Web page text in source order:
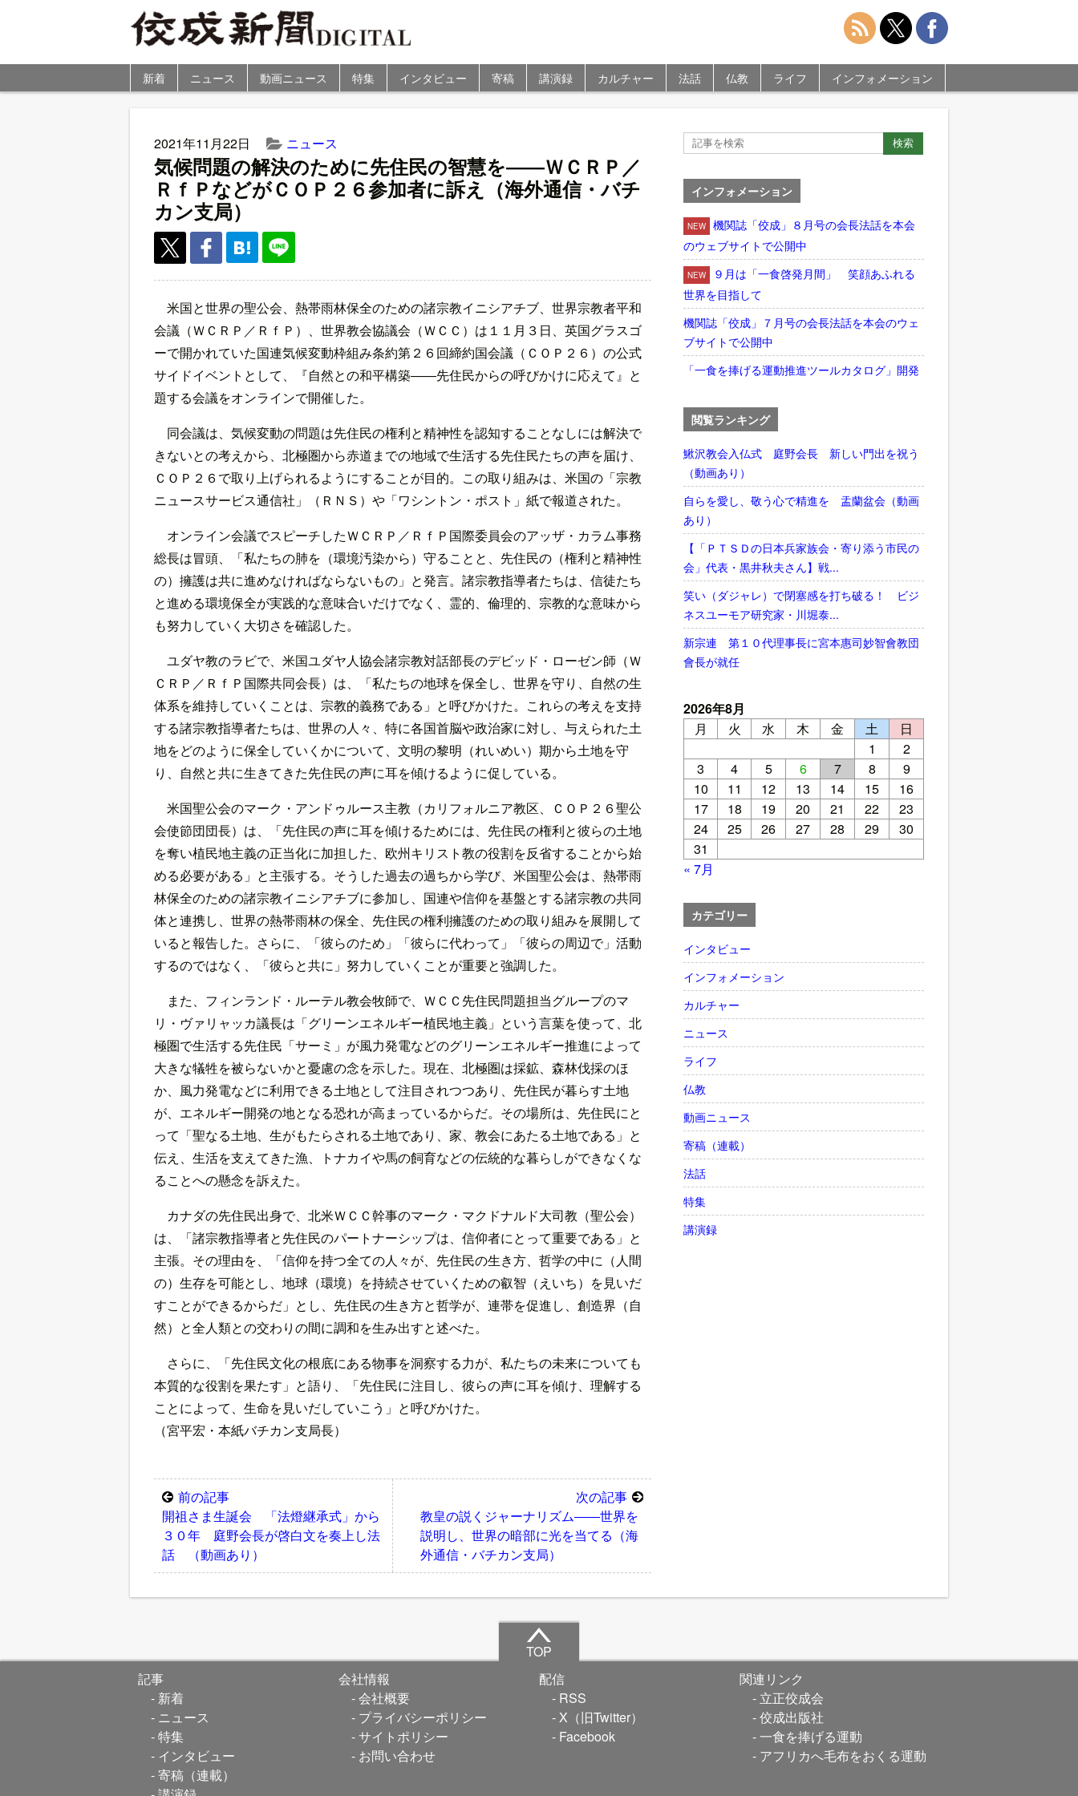
新着 ニュース 動画ニュース 特集 インタビュー 寄稿 講演録 カルチャー 法話 仏教 ライフ インフォメーション
2021年11月22日 ニュース
気候問題の解決のために先住民の智慧を――ＷＣＲＰ／
ＲｆＰなどがＣＯＰ２６参加者に訴え（海外通信・バチ
カン支局）
米国と世界の聖公会、熱帯雨林保全のための諸宗教イニシアチブ、世界宗教者平和
会議（ＷＣＲＰ／ＲｆＰ）、世界教会協議会（ＷＣＣ）は１１月３日、英国グラスゴ
ーで開かれていた国連気候変動枠組み条約第２６回締約国会議（ＣＯＰ２６）の公式
サイドイベントとして、『自然との和平構築――先住民からの呼びかけに応えて』と
題する会議をオンラインで開催した。
同会議は、気候変動の問題は先住民の権利と精神性を認知することなしには解決で
きないとの考えから、北極圏から赤道までの地域で生活する先住民たちの声を届け、
ＣＯＰ２６で取り上げられるようにすることが目的。この取り組みは、米国の「宗教
ニュースサービス通信社」（ＲＮＳ）や「ワシントン・ポスト」紙で報道された。
オンライン会議でスピーチしたＷＣＲＰ／ＲｆＰ国際委員会のアッザ・カラム事務
総長は冒頭、「私たちの肺を（環境汚染から）守ることと、先住民の（権利と精神性
の）擁護は共に進めなければならないもの」と発言。諸宗教指導者たちは、信徒たち
と進める環境保全が実践的な意味合いだけでなく、霊的、倫理的、宗教的な意味から
も努力していく大切さを確認した。
ユダヤ教のラビで、米国ユダヤ人協会諸宗教対話部長のデビッド・ローゼン師（Ｗ
ＣＲＰ／ＲｆＰ国際共同会長）は、「私たちの地球を保全し、世界を守り、自然の生
体系を維持していくことは、宗教的義務である」と呼びかけた。これらの考えを支持
する諸宗教指導者たちは、世界の人々、特に各国首脳や政治家に対し、与えられた土
地をどのように保全していくかについて、文明の黎明（れいめい）期から土地を守
り、自然と共に生きてきた先住民の声に耳を傾けるように促している。
米国聖公会のマーク・アンドゥルース主教（カリフォルニア教区、ＣＯＰ２６聖公
会使節団団長）は、「先住民の声に耳を傾けるためには、先住民の権利と彼らの土地
を奪い植民地主義の正当化に加担した、欧州キリスト教の役割を反省することから始
める必要がある」と主張する。そうした過去の過ちから学び、米国聖公会は、熱帯雨
林保全のための諸宗教イニシアチブに参加し、国連や信仰を基盤とする諸宗教の共同
体と連携し、世界の熱帯雨林の保全、先住民の権利擁護のための取り組みを展開して
いると報告した。さらに、「彼らのため」「彼らに代わって」「彼らの周辺で」活動
するのではなく、「彼らと共に」努力していくことが重要と強調した。
また、フィンランド・ルーテル教会牧師で、ＷＣＣ先住民問題担当グループのマ
リ・ヴァリャッカ議長は「グリーンエネルギー植民地主義」という言葉を使って、北
極圏で生活する先住民「サーミ」が風力発電などのグリーンエネルギー推進によって
大きな犠牲を被らないかと憂慮の念を示した。現在、北極圏は採鉱、森林伐採のほ
か、風力発電などに利用できる土地として注目されつつあり、先住民が暮らす土地
が、エネルギー開発の地となる恐れが高まっているからだ。その場所は、先住民にと
って「聖なる土地、生がもたらされる土地であり、家、教会にあたる土地である」と
伝え、生活を支えてきた漁、トナカイや馬の飼育などの伝統的な暮らしができなくな
ることへの懸念を訴えた。
カナダの先住民出身で、北米ＷＣＣ幹事のマーク・マクドナルド大司教（聖公会）
は、「諸宗教指導者と先住民のパートナーシップは、信仰者にとって重要である」と
主張。その理由を、「信仰を持つ全ての人々が、先住民の生き方、哲学の中に（人間
の）生存を可能とし、地球（環境）を持続させていくための叡智（えいち）を見いだ
すことができるからだ」とし、先住民の生き方と哲学が、連帯を促進し、創造界（自
然）と全人類との交わりの間に調和を生み出すと述べた。
さらに、「先住民文化の根底にある物事を洞察する力が、私たちの未来についても
本質的な役割を果たす」と語り、「先住民に注目し、彼らの声に耳を傾け、理解する
ことによって、生命を見いだしていこう」と呼びかけた。
（宮平宏・本紙バチカン支局長）
前の記事
開祖さま生誕会 「法燈継承式」から
３０年 庭野会長が啓白文を奏上し法
話 （動画あり）
次の記事
教皇の説くジャーナリズム――世界を
説明し、世界の暗部に光を当てる（海
外通信・バチカン支局）
インフォメーション
NEW
機関誌「佼成」８月号の会長法話を本会
のウェブサイトで公開中
NEW
９月は「一食啓発月間」 笑顔あふれる
世界を目指して
機関誌「佼成」７月号の会長法話を本会のウェ
ブサイトで公開中
「一食を捧げる運動推進ツールカタログ」開発
閲覧ランキング
鰍沢教会入仏式 庭野会長 新しい門出を祝う
（動画あり）
自らを愛し、敬う心で精進を 盂蘭盆会（動画
あり）
【「ＰＴＳＤの日本兵家族会・寄り添う市民の
会」代表・黒井秋夫さん】戦...
笑い（ダジャレ）で閉塞感を打ち破る！ ビジ
ネスユーモア研究家・川堀泰...
新宗連 第１０代理事長に宮本惠司妙智會教団
會長が就任
2026年8月
月
火 水 木 金 土
日
1
2
3
4 5 6 7 8
9
10
11 12 13 14 15
16
17
18 19 20 21 22
23
24
25 26 27 28 29
30
31
« 7月
カテゴリー
インタビュー
インフォメーション
カルチャー
ニュース
ライフ
仏教
動画ニュース
寄稿（連載）
法話
特集
講演録
TOP
記事
新着
ニュース
特集
インタビュー
寄稿（連載）
会社情報
会社概要
プライバシーポリシー
サイトポリシー
お問い合わせ
配信
RSS
X（旧Twitter）
Facebook
関連リンク
立正佼成会
佼成出版社
一食を捧げる運動
アフリカへ毛布をおくる運動